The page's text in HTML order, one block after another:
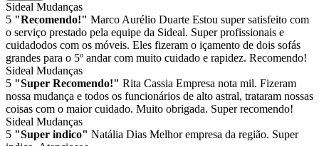
Sideal Mudanças
5 "Recomendo!" Marco Aurélio Duarte Estou super satisfeito com
o serviço prestado pela equipe da Sideal. Super profissionais e
cuidadodos com os móveis. Eles fizeram o içamento de dois sofás
grandes para o 5º andar com muito cuidado e rapidez. Recomendo!
Sideal Mudanças
5 "Super Recomendo!" Rita Cassia Empresa nota mil. Fizeram
nossa mudança e todos os funcionários de alto astral, trataram nossas
coisas com o maior cuidado. Muito obrigada. Super recomendo!
Sideal Mudanças
5 "Super indico" Natália Dias Melhor empresa da região. Super